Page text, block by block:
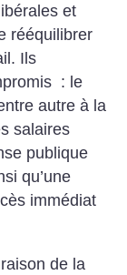
et
rééquilibrer
Ils
: le
autre à la
salaires
publique
qu’une
immédiat
de la